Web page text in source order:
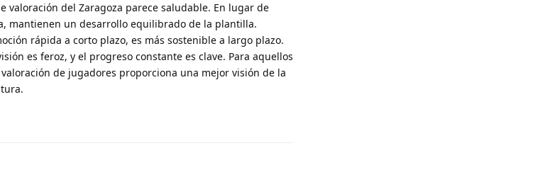
valoración del Zaragoza parece saludable. En lugar de
mantienen un desarrollo equilibrado de la plantilla.
rápida a corto plazo, es más sostenible a largo plazo.
es feroz, y el progreso constante es clave. Para aquellos
de jugadores proporciona una mejor visión de la